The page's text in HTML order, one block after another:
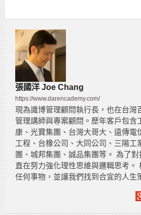
張國洋 Joe Chang
https://www.darencademy.com/
現為識博管理顧問執行長，也在台灣
管理講師與專案顧問。歷年客戶包含
康、光寶集團、台灣大哥大、遠傳電
工程、台橡公司、大同公司、三陽工
團、城邦集團、誠品集團等。 為了
直在努力強化理性思維與邏輯思考。
任何事物，並讓我們找到合宜的人生